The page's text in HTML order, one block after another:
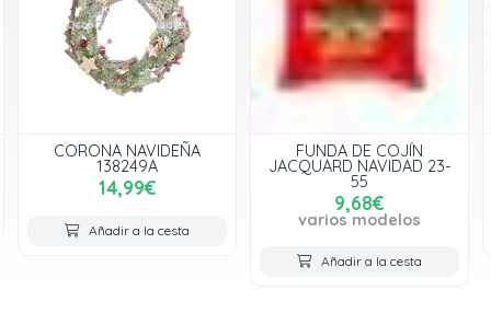
CORONA NAVIDEÑA
138249A
14,99€
Añadir a la cesta
FUNDA DE COJÍN
JACQUARD NAVIDAD 23-
55
9,68€
varios modelos
Añadir a la cesta